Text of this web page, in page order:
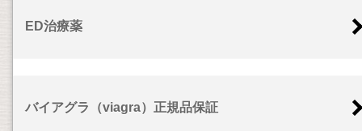
ED治療薬
バイアグラ（viagra）正規品保証